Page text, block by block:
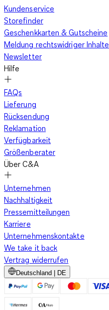
Kundenservice
Storefinder
Geschenkkarten & Gutscheine
Meldung rechtswidriger Inhalte
Newsletter
Hilfe
FAQs
Lieferung
Rücksendung
Reklamation
Verfügbarkeit
Größenberater
Über C&A
Unternehmen
Nachhaltigkeit
Pressemitteilungen
Karriere
Unternehmenskontakte
We take it back
Vertrag widerrufen
Deutschland | DE